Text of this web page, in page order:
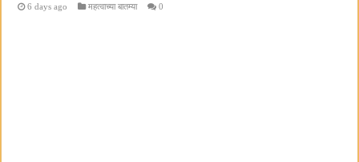
6 days ago महत्वाच्या बातम्या 0